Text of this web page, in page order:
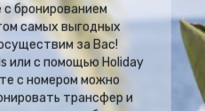
с бронированием
самых выгодных
за Вас!
или с помощью Holiday
с номером можно
трансфер и